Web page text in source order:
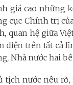
giá cao những
cục Chính trị
quan hệ giữa
diện trên tất cả
Nhà nước hai
tịch nước nêu